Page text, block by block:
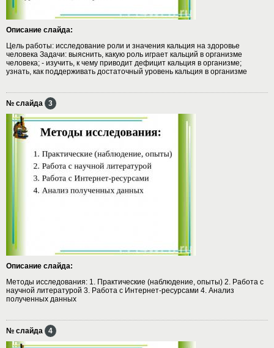
Описание слайда:
Цель работы: исследование роли и значения кальция на здоровье
человека Задачи: выяснить, какую роль играет кальций в организме
человека; - изучить, к чему приводит дефицит кальция в организме;
узнать, как поддерживать достаточный уровень кальция в организме
№ слайда 3
Описание слайда:
Методы исследования: 1. Практические (наблюдение, опыты) 2. Работа с
научной литературой 3. Работа с Интернет-ресурсами 4. Анализ
полученных данных
№ слайда 4